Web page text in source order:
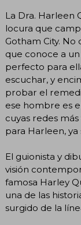
La Dra. Harleen
locura que
Gotham City.
que conoce a
perfecto para
escuchar, y
probar el
ese hombre es
cuyas redes
para Harleen, ya
El guionista y
visión
famosa Harley
una de las
surgido de la